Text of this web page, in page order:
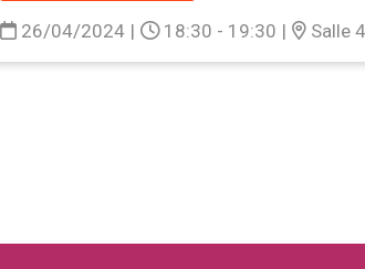
26/04/2024 | 18:30 - 19:30 | Salle